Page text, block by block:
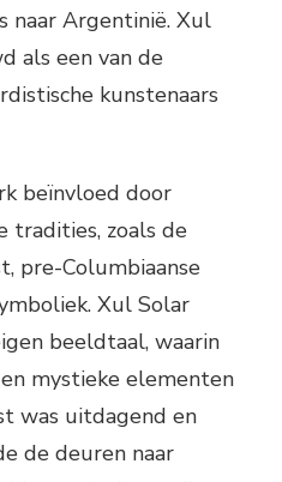
naar Argentinië. Xul
als een van de
kunstenaars
beïnvloed door
tradities, zoals de
pre-Columbiaanse
Xul Solar
beeldtaal, waarin
mystieke elementen
was uitdagend en
de deuren naar